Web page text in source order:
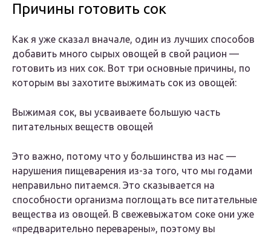
Причины готовить сок
Как я уже сказал вначале, один из лучших способов
добавить много сырых овощей в свой рацион —
готовить из них сок. Вот три основные причины, по
которым вы захотите выжимать сок из овощей:
Выжимая сок, вы усваиваете большую часть
питательных веществ овощей
Это важно, потому что у большинства из нас —
нарушения пищеварения из-за того, что мы годами
неправильно питаемся. Это сказывается на
способности организма поглощать все питательные
вещества из овощей. В свежевыжатом соке они уже
«предварительно переварены», поэтому вы